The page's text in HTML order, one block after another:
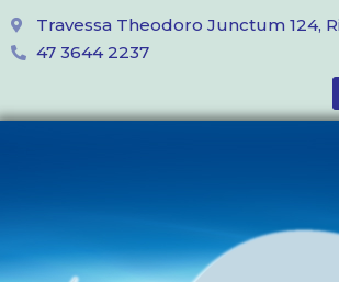
Travessa Theodoro Junctum 124,
47 3644 2237